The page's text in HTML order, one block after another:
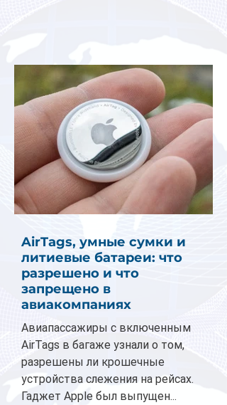
AirTags, умные сумки и
литиевые батареи: что
разрешено и что
запрещено в
авиакомпаниях
Авиапассажиры с включенным
AirTags в багаже узнали о том,
разрешены ли крошечные
устройства слежения на рейсах.
Гаджет Apple был выпущен...